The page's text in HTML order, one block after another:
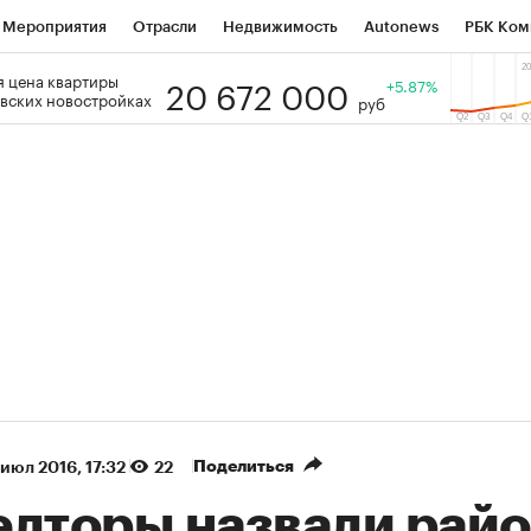
Мероприятия Отрасли Недвижимость Autonews РБК
РБК Образование Тренды
цена квартиры
новостройках
20 672 000 руб
+5.87%
2016, 17:32 22 Поделиться